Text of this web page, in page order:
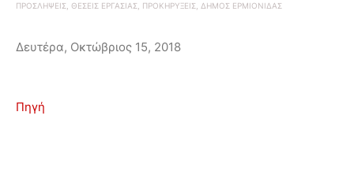
ΠΡΟΣΛΗΨΕΙΣ, ΘΕΣΕΙΣ ΕΡΓΑΣΙΑΣ, ΠΡΟΚΗΡΥΞΕΙΣ, ΔΗΜΟΣ ΕΡΜΙΟΝΙΔΑΣ
Δευτέρα, Οκτώβριος 15, 2018
Πηγή